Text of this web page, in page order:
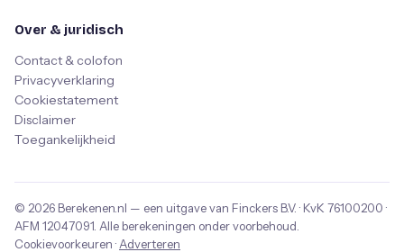
Over & juridisch
Contact & colofon
Privacyverklaring
Cookiestatement
Disclaimer
Toegankelijkheid
© 2026 Berekenen.nl — een uitgave van Finckers B.V. · KvK 76100200 ·
AFM 12047091 . Alle berekeningen onder voorbehoud.
Cookievoorkeuren · Adverteren